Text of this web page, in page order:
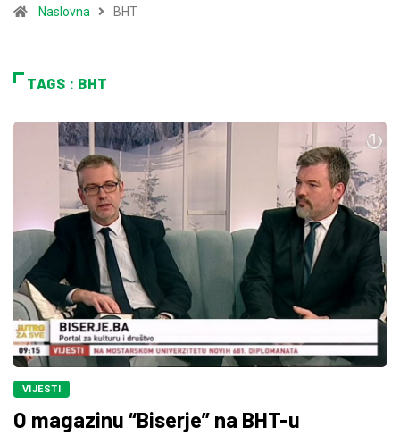
Naslovna BHT
TAGS : BHT
VIJESTI
O magazinu “Biserje” na BHT-u